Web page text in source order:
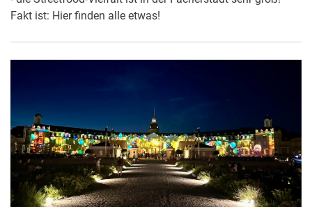
Fakt ist: Hier finden alle etwas!